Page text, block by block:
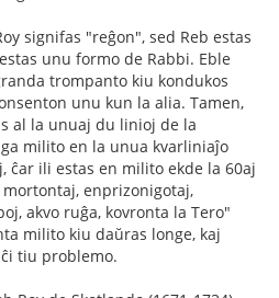
signifas "reĝon", sed Reb estas
unu formo de Rabbi. Eble
trompanto kiu kondukos
unu kun la alia. Tamen,
al la unuaj du linioj de la
milito en la unua kvarliniaĵo
ĉar ili estas en milito ekde la 60aj
enprizonigotaj,
akvo ruĝa, kovronta la Tero"
milito kiu daŭras longe, kaj
tiu problemo.